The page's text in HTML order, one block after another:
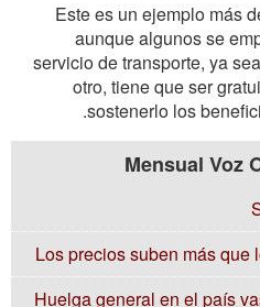
Este es un ejemplo más
aunque algunos se
servicio de transporte, ya
otro, tiene que ser
sostenerlo los
Mensual Voz
Los precios suben más
Huelga general en el país